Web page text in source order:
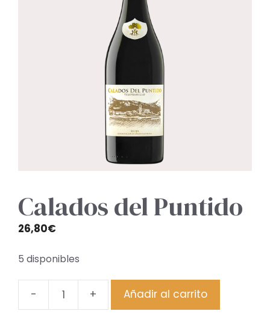
Calados del Puntido
26,80€
5 disponibles
-
Calados
+ Añadir al carrito